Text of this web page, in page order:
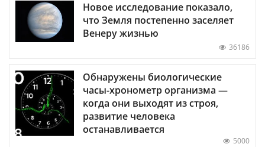
Новое исследование показало,
что Земля постепенно заселяет
Венеру жизнью
36186
Обнаружены биологические
часы-хронометр организма —
когда они выходят из строя,
развитие человека
останавливается
5000